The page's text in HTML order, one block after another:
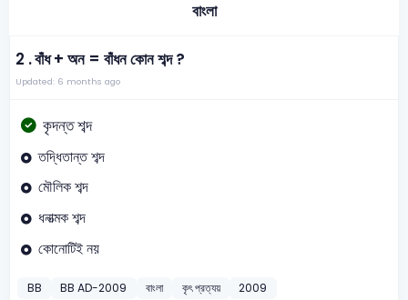
বাংলা
2 .বাঁধ + অন = বাঁধন কোন শব্দ ?
Updated: 6 months ago
কৃদন্ত শব্দ
তদ্ধিতান্ত শব্দ
মৌলিক শব্দ
ধনাত্মক শব্দ
কোনোটিই নয়
BB BB AD-2009 বাংলা কৃৎ প্রত্যয় 2009